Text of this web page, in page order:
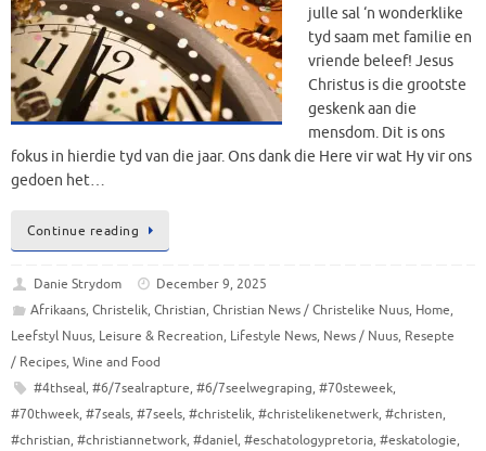
julle sal ‘n wonderklike
tyd saam met familie en
vriende beleef! Jesus
Christus is die grootste
geskenk aan die
mensdom. Dit is ons
fokus in hierdie tyd van die jaar. Ons dank die Here vir wat Hy vir ons
gedoen het…
Continue reading
Danie Strydom
December 9, 2025
Afrikaans, Christelik, Christian, Christian News / Christelike Nuus, Home,
Leefstyl Nuus, Leisure & Recreation, Lifestyle News, News / Nuus, Resepte
/ Recipes, Wine and Food
#4thseal, #6/7sealrapture, #6/7seelwegraping, #70steweek,
#70thweek, #7seals, #7seels, #christelik, #christelikenetwerk, #christen,
#christian, #christiannetwork, #daniel, #eschatologypretoria, #eskatologie,